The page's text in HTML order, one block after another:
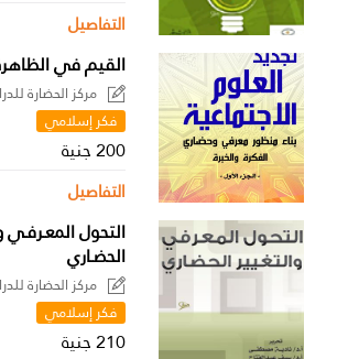
التفاصيل
القيم في
مركز الحضارة
فكر إسلامي
200 جنية
التفاصيل
التحول المعـرفـي
الحضـاري
مركز الحضارة
فكر إسلامي
210 جنية